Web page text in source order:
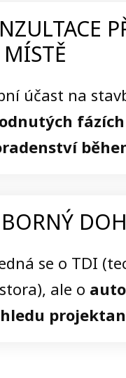
účast na
fázích
se o TDI
ale o